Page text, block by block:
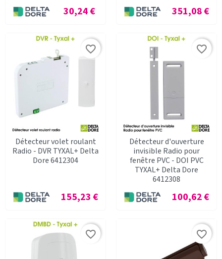
Prix
30,24 €
Prix
351,08 €
Détecteur volet roulant
Radio - DVR TYXAL+ Delta
Dore 6412304
Prix
155,23 €
favorite_border
Détecteur d'ouverture
invisible Radio pour
fenêtre PVC - DOI PVC
TYXAL+ Delta Dore
6412308
Prix
100,62 €
favorite_border
favorite_border favorite_border